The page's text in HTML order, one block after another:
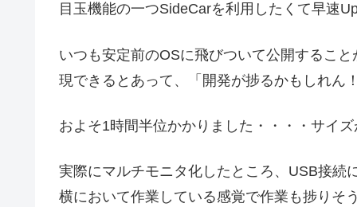
目玉機能の一つSideCarを利用したくて早速
いつも安定前のOSに飛びついて公開するこ
現できるとあって、「開発が捗るかもしれん
およそ1時間半位かかりました・・・・サイ
実際にマルチモニタ化したところ、USB接続
横において作業している感覚で作業も捗りそ